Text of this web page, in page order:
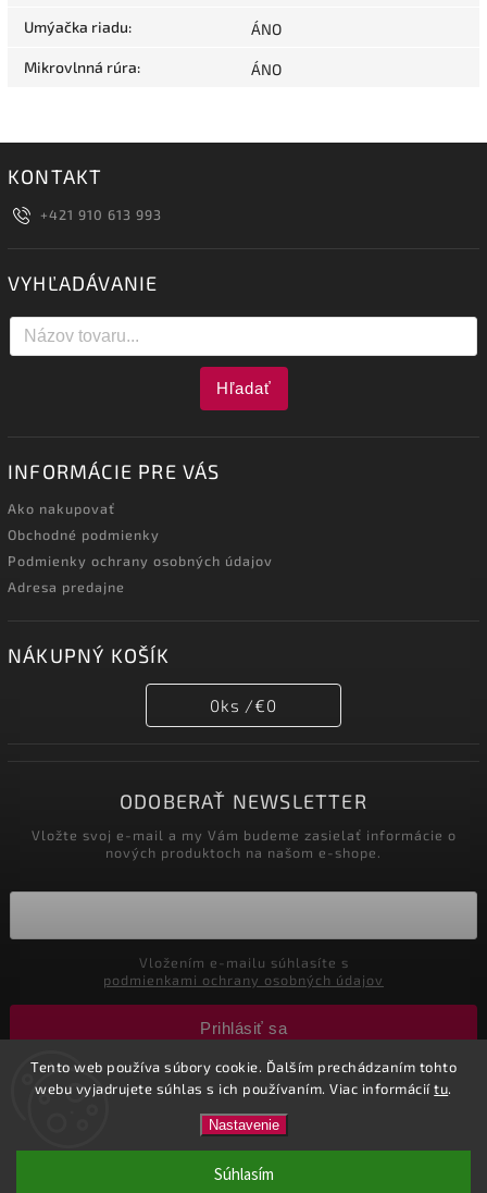
Tento web používa súbory cookie. Ďalším prechádzaním tohto
webu vyjadrujete súhlas s ich používaním. Viac informáciítu.
Nastavenie
Súhlasím
Umýačka riadu: ÁNO
Mikrovlnná rúra: ÁNO
KONTAKT
+421 910 613 993
VYHĽADÁVANIE
Hľadať
INFORMÁCIE PRE VÁS
Ako nakupovať
Obchodné podmienky
Podmienky ochrany osobných údajov
Adresa predajne
NÁKUPNÝ KOŠÍK
0ks /€0
ODOBERAŤ NEWSLETTER
Vložte svoj e-mail a my Vám budeme zasielať informácie o
nových produktoch na našom e-shope.
podmienkami ochrany osobných údajov
Prihlásiť sa
Nastol.sk. Všetky práva vyhradené.
| Design